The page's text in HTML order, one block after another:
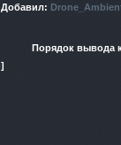
Добавил:
Порядок вывода
]